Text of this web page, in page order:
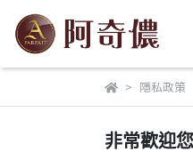
隱私政策
非常歡迎